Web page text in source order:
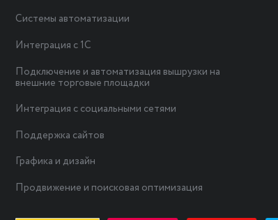
Системы автоматизации
Интеграция с 1С
Подключение и автоматизация вышрузки на
внешние торговые площадки
Интеграция с социальными сетями
Поддержка сайтов
Графика и дизайн
Продвижение и поисковая оптимизация